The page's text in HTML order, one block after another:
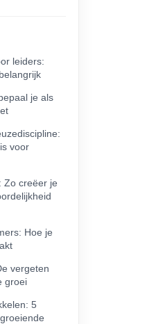
leiders:
je als
voor
Zo creëer je
Hoe je
vergeten
groei
5